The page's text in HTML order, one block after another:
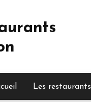
Les restaurants